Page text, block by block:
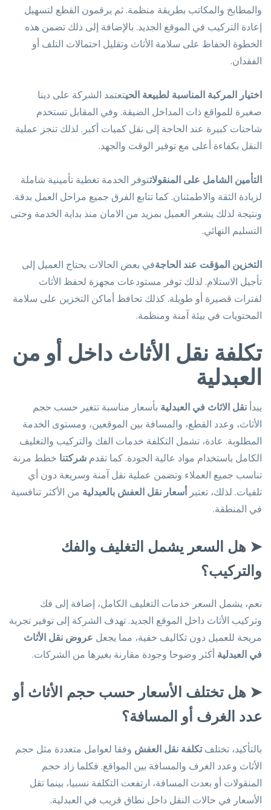
والمطابخ والمكاتب بطريقة منظمة. ثم يرقمون القطع لتسهيل
إعادة التركيب في الموقع الجديد. بالإضافة إلى ذلك تضمن هذه
الخطوة الحفاظ على سلامة الأثاث وتقليل احتمالات التلف أو
الفقدان.
اختيار المركبة المناسبة لطبيعة الحيتعتمد الشركة على دينا
صغيرة للمواقع ذات المداخل الضيقة. وفي المقابل تستخدم
شاحنات كبيرة عند الحاجة إلى نقل كميات أكبر. لذلك تنجز عملية
النقل بكفاءة أعلى مع توفير الوقت والجهد.
التأمين الشامل على المنقولاتتوفر الخدمة تغطية تأمينية شاملة
لزيادة الثقة والاطمئنان. كما تتابع الفرق جميع مراحل العمل بدقة.
ونتيجة لذلك يشعر العميل بمزيد من الامان منذ بداية الخدمة وحتى
التسليم النهائي.
التخزين المؤقت عند الحاجةفي بعض الحالات يحتاج العميل إلى
تأجيل الاستلام. لذلك توفر مستودعات مجهزة لحفظ الأثاث
لفترات قصيرة أو طويلة. كذلك تحافظ أماكن التخزين على سلامة
المحتويات في بيئة آمنة ومنظمة.
تكلفة نقل الأثاث داخل أو من
العبدلية
يبدأ نقل الاثاث في العبدلية بأسعار مناسبة تتغير حسب حجم
الأثاث، وعدد القطع، والمسافة بين الموقعين، ومستوى الخدمة
المطلوبة. عادة، تشمل التكلفة خدمات الفك والتركيب والتغليف
الكامل باستخدام مواد عالية الجودة. كما تقدم شركتنا خطط مرنة
تناسب جميع العملاء وتضمن عملية نقل آمنة وسريعة دون أي
تلفيات. لذلك، تعتبرأسعار نقل العفش بالعبدلية من الأكثر تنافسية
في المنطقة.
➤ هل السعر يشمل التغليف والفك
والتركيب؟
نعم، يشمل السعر خدمات التغليف الكامل، إضافة إلى فك
وتركيب الأثاث داخل الموقع الجديد. تهدف الشركة إلى توفير تجربة
مريحة للعميل دون تكاليف خفية، مما يجعل عروض نقل الأثاث
في العبدلية أكثر وضوحا وجودة مقارنة بغيرها من الشركات.
➤ هل تختلف الأسعار حسب حجم الأثاث أو
عدد الغرف أو المسافة؟
بالتأكيد، تختلفتكلفة نقل العفش وفقا لعوامل متعددة مثل حجم
الأثاث وعدد الغرف والمسافة بين المواقع. فكلما زاد حجم
المنقولات أو بعدت المسافة، ارتفعت التكلفة نسبيا، بينما تقل
الأسعار في حالات النقل داخل نطاق قريب في العبدلية.